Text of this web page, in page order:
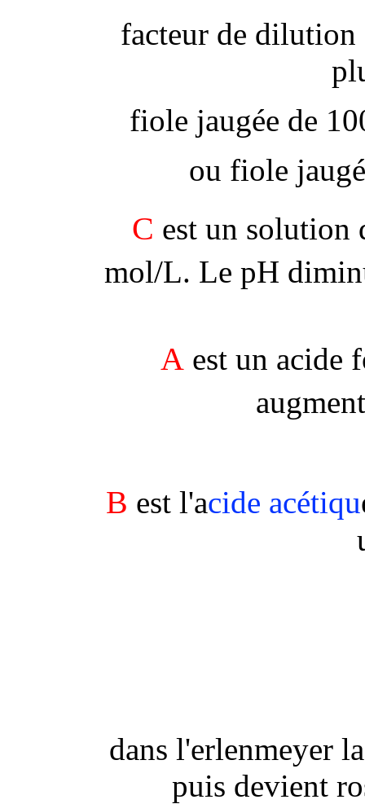
facteur de dilution
fiole jaugée de
ou fiole
C est un solution
mol/L. Le pH
A est un acide
B est l'acide acétiqu
dans l'erlenmeyer
puis devient